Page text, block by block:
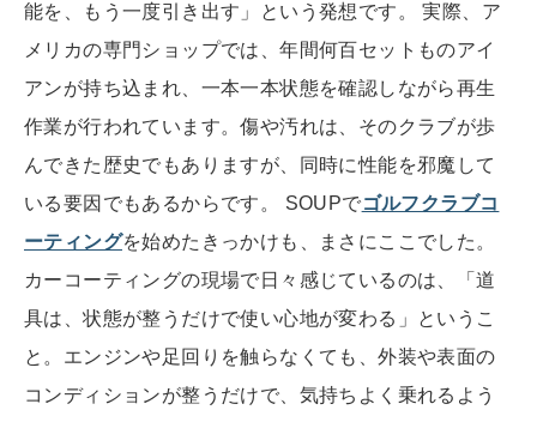
能を、もう一度引き出す」という発想です。 実際、ア
メリカの専門ショップでは、年間何百セットものアイ
アンが持ち込まれ、一本一本状態を確認しながら再生
作業が行われています。傷や汚れは、そのクラブが歩
んできた歴史でもありますが、同時に性能を邪魔して
いる要因でもあるからです。 SOUPでゴルフクラブコ
ーティングを始めたきっかけも、まさにここでした。
カーコーティングの現場で日々感じているのは、「道
具は、状態が整うだけで使い心地が変わる」というこ
と。エンジンや足回りを触らなくても、外装や表面の
コンディションが整うだけで、気持ちよく乗れるよう